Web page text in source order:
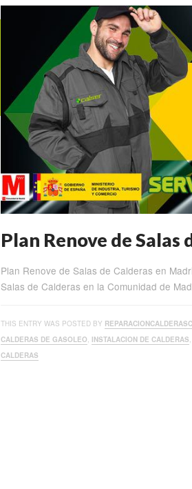
Plan Renove de
Plan Renove de Salas de Calderas en
Salas de Calderas en la Comunidad de
THIS ENTRY WAS POSTED BY
CALDERAS DE GASOLEO INSTALACION DE CALDERAS
CALDERAS